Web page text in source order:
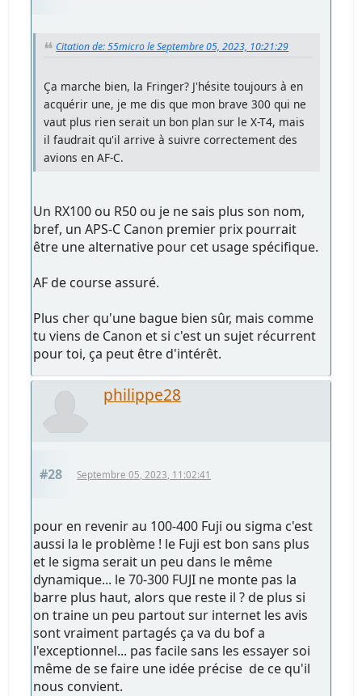
Citation de: 55micro le Septembre 05, 2023, 10:21:29
Ça marche bien, la Fringer? J'hésite toujours à en
acquérir une, je me dis que mon brave 300 qui ne
vaut plus rien serait un bon plan sur le X-T4, mais
il faudrait qu'il arrive à suivre correctement des
avions en AF-C.
Un RX100 ou R50 ou je ne sais plus son nom,
bref, un APS-C Canon premier prix pourrait
être une alternative pour cet usage spécifique.
AF de course assuré.
Plus cher qu'une bague bien sûr, mais comme
tu viens de Canon et si c'est un sujet récurrent
pour toi, ça peut être d'intérêt.
philippe28
#28 Septembre 05, 2023, 11:02:41
pour en revenir au 100-400 Fuji ou sigma c'est
aussi la le problème ! le Fuji est bon sans plus
et le sigma serait un peu dans le même
dynamique... le 70-300 FUJI ne monte pas la
barre plus haut, alors que reste il ? de plus si
on traine un peu partout sur internet les avis
sont vraiment partagés ça va du bof a
l'exceptionnel... pas facile sans les essayer soi
même de se faire une idée précise de ce qu'il
nous convient.